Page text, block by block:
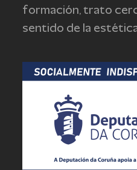
formación, trato
sentido de la